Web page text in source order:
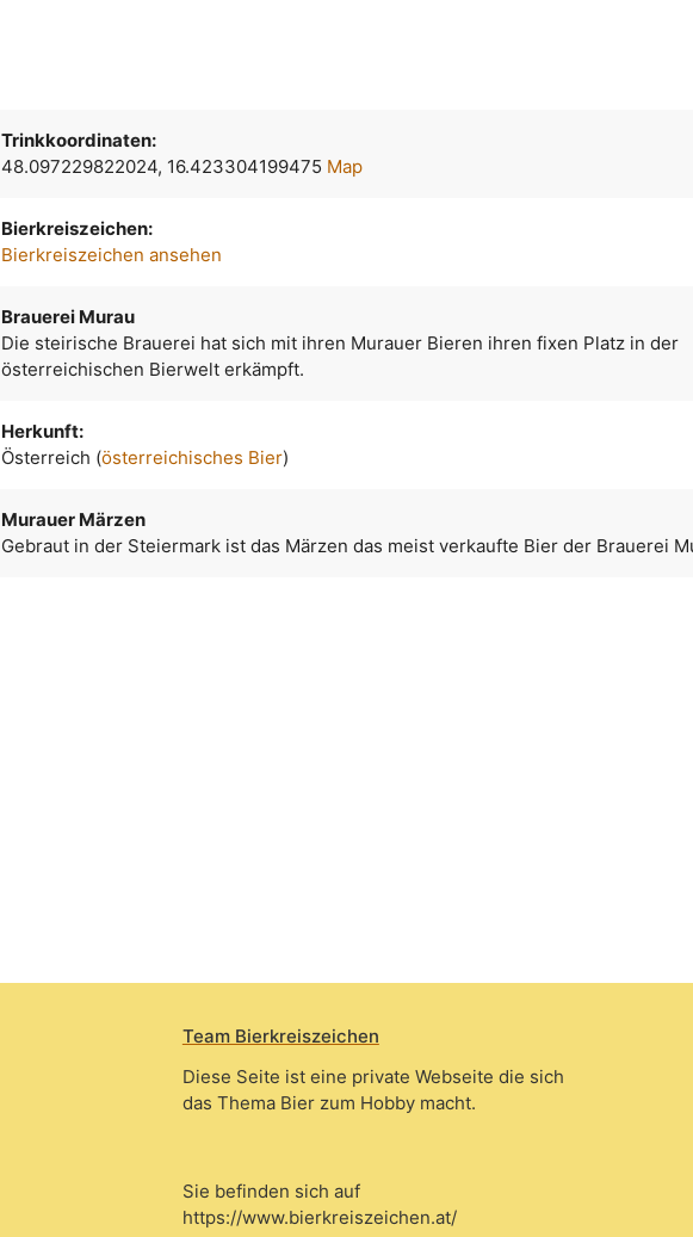
Trinkkoordinaten:
48.097229822024, 16.423304199475 Map
Bierkreiszeichen:
Bierkreiszeichen ansehen
Brauerei Murau
Die steirische Brauerei hat sich mit ihren Murauer Bieren ihren fixen Platz in der
österreichischen Bierwelt erkämpft.
Herkunft:
Österreich (österreichisches Bier)
Murauer Märzen
Gebraut in der Steiermark ist das Märzen das meist verkaufte Bier der Brauerei
Team Bierkreiszeichen
Diese Seite ist eine private Webseite die sich
das Thema Bier zum Hobby macht.
Sie befinden sich auf
https://www.bierkreiszeichen.at/